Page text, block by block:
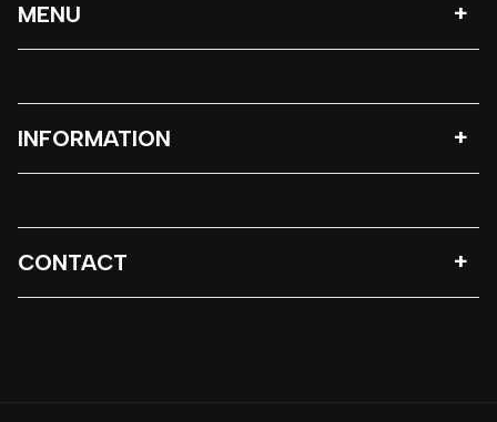
MENU
INFORMATION
CONTACT